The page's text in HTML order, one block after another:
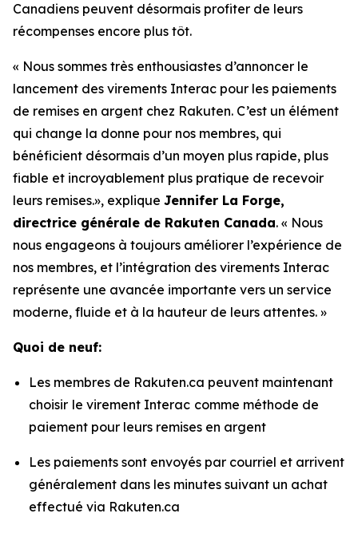
Canadiens peuvent désormais profiter de leurs
récompenses encore plus tôt.
« Nous sommes très enthousiastes d’annoncer le
lancement des virements Interac pour les paiements
de remises en argent chez Rakuten. C’est un élément
qui change la donne pour nos membres, qui
bénéficient désormais d’un moyen plus rapide, plus
fiable et incroyablement plus pratique de recevoir
leurs remises.», explique Jennifer La Forge,
directrice générale de Rakuten Canada. « Nous
nous engageons à toujours améliorer l’expérience de
nos membres, et l’intégration des virements Interac
représente une avancée importante vers un service
moderne, fluide et à la hauteur de leurs attentes. »
Quoi de neuf:
Les membres de Rakuten.ca peuvent maintenant
choisir le virement Interac comme méthode de
paiement pour leurs remises en argent
Les paiements sont envoyés par courriel et arrivent
généralement dans les minutes suivant un achat
effectué via Rakuten.ca